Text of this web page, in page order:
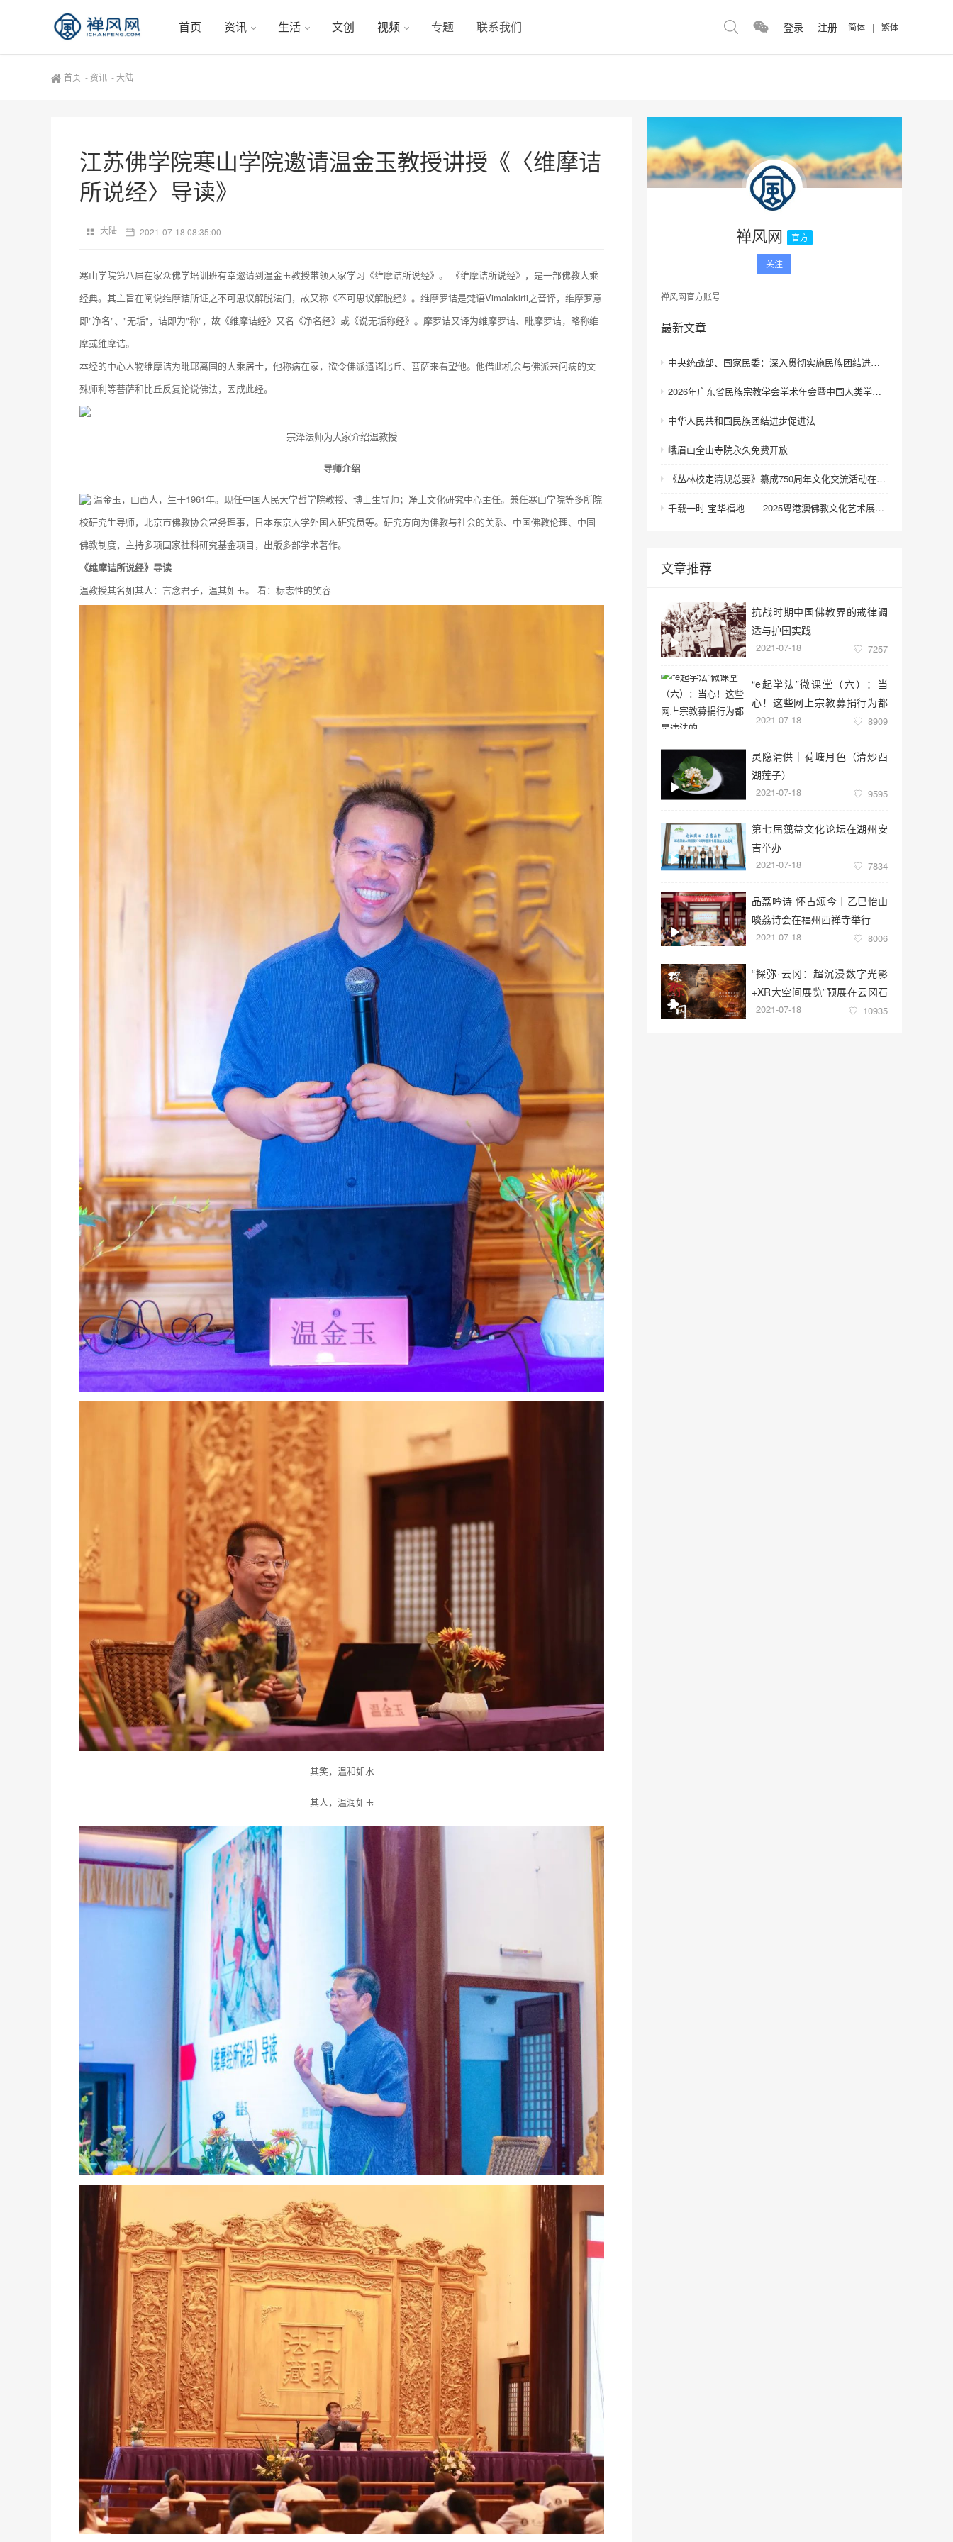
首页 资讯 生活 文创 视频 专题 联系我们 登录 注册 简体 | 繁体
首页 - 资讯 -大陆
江苏佛学院寒山学院邀请温金玉教授讲授《〈维摩诘
所说经〉导读》
大陆 2021-07-18 08:35:00
寒山学院第八届在家众佛学培训班有幸邀请到温金玉教授带领大家学习《维摩诘所说经》。 《维摩诘所说经》，是一部佛教大乘
经典。其主旨在阐说维摩诘所证之不可思议解脱法门，故又称《不可思议解脱经》。维摩罗诘是梵语Vimalakirti之音译，维摩罗意
即"净名"、"无垢"，诘即为"称"，故《维摩诘经》又名《净名经》或《说无垢称经》。摩罗诘又译为维摩罗诘、毗摩罗诘，略称维
摩或维摩诘。
本经的中心人物维摩诘为毗耶离国的大乘居士，他称病在家，欲令佛派遣诸比丘、菩萨来看望他。他借此机会与佛派来问病的文
殊师利等菩萨和比丘反复论说佛法，因成此经。
宗泽法师为大家介绍温教授
导师介绍
温金玉，山西人，生于1961年。现任中国人民大学哲学院教授、博士生导师；净土文化研究中心主任。兼任寒山学院等多所院
校研究生导师，北京市佛教协会常务理事，日本东京大学外国人研究员等。研究方向为佛教与社会的关系、中国佛教伦理、中国
佛教制度，主持多项国家社科研究基金项目，出版多部学术著作。
《维摩诘所说经》导读
温教授其名如其人：言念君子，温其如玉。 看：标志性的笑容
其笑，温和如水
其人，温润如玉
禅风网 官方
关注
禅风网官方账号
最新文章
中央统战部、国家民委：深入贯彻实施民族团结进步促进法 进一步增强中华民族凝聚力向心力
2026年广东省民族宗教学会学术年会暨中国人类学民族学研究会城市民族工作研究专业委员会更名会议在深圳召开
中华人民共和国民族团结进步促进法
峨眉山全山寺院永久免费开放
《丛林校定清规总要》纂成750周年文化交流活动在浙江金华举行
千载一时 宝华福地——2025粤港澳佛教文化艺术展在港澳成功举办
文章推荐
抗战时期中国佛教界的戒律调
适与护国实践
2021-07-18 7257
“e起学法”微课堂（六）：当
心！这些网上宗教募捐行为都
是违法的
2021-07-18 8909
灵隐清供｜​荷塘月色（清炒西
湖莲子）
2021-07-18 9595
第七届蕅益文化论坛在湖州安
吉举办
2021-07-18 7834
品荔吟诗 怀古颂今｜乙巳怡山
啖荔诗会在福州西禅寺举行
2021-07-18 8006
“探弥·云冈：超沉浸数字光影
+XR大空间展览”预展在云冈石
窟云冈美术馆启幕
2021-07-18 10935